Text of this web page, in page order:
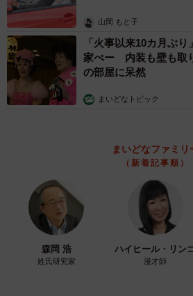
山岡 もと子
「火事以来10カ月ぶ
家ぺー 内装も壁も取
の部屋に呆然
まいどなトピック
まいどなファミリ
（新着記事順）
森岡 浩
姓氏研究家
ハイヒール・リン
漫才師